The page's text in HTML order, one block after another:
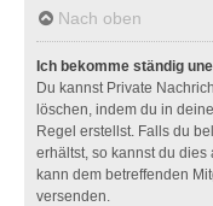
Nach oben
Ich bekomme ständig
Du kannst Private
löschen, indem du in
Regel erstellst. Falls du
erhältst, so kannst du
kann dem betreffenden
versenden.